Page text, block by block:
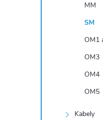
MM
SM
OM1
OM3
OM4
OM5
Kabely